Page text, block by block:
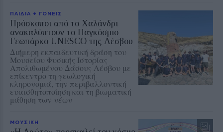
ΠΑΙΔΙΑ + ΓΟΝΕΙΣ
Πρόσκοποι από το Χαλάνδρι
ανακαλύπτουν το Παγκόσμιο
Γεωπάρκο UNESCO της Λέσβου
Διήμερη εκπαιδευτική δράση του
Μουσείου Φυσικής Ιστορίας
Απολιθωμένου Δάσους Λέσβου με
επίκεντρο τη γεωλογική
κληρονομιά, την περιβαλλοντική
ευαισθητοποίηση και τη βιωματική
μάθηση των νέων
ΜΟΥΣΙΚΗ